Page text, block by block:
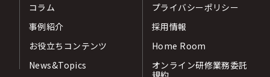
コラム
事例紹介
お役立ちコンテンツ
News&Topics
プライバシーポリシー
採用情報
Home Room
オンライン研修業務委託
規約